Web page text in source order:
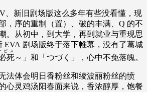
、新旧剧场版这么多年有些没看懂，现
，序的重制（置）、破的丰满、Q 的不
。从初中，到大学，再到就业与重现思
EVA 剧场版终于落下帷幕，没有了葛城
死
ビス
～」和「つづく」，心中不免落魄。
法体会明日香粉丝和绫波丽粉丝的愤
心灵鸡汤阳春面来说，香浓醇厚，饱餐